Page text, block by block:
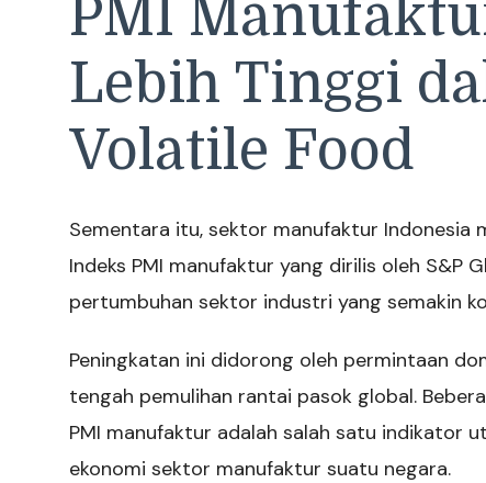
PMI
Lebih Tinggi
Volatile Food
Sementara itu, sektor manufaktur Indonesia
Indeks PMI manufaktur yang dirilis oleh S&P
pertumbuhan sektor industri yang semakin
Peningkatan ini didorong oleh permintaan
tengah pemulihan rantai pasok global.
PMI manufaktur adalah salah satu indikator
ekonomi sektor manufaktur suatu negara.